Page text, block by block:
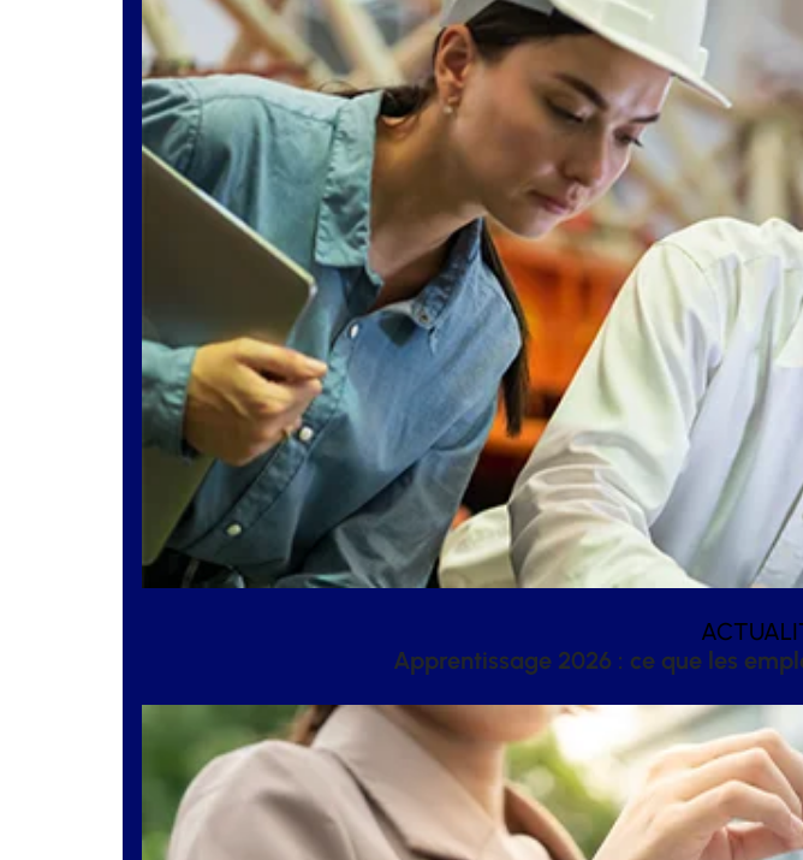
Apprentissage 2026 : ce que les